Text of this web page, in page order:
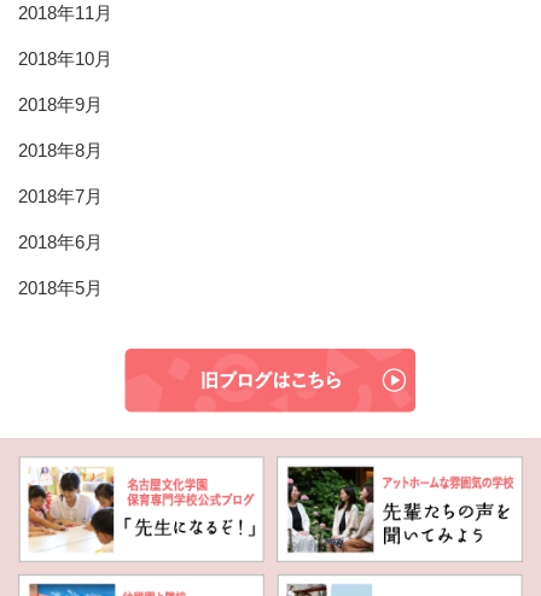
2018年11月
2018年10月
2018年9月
2018年8月
2018年7月
2018年6月
2018年5月